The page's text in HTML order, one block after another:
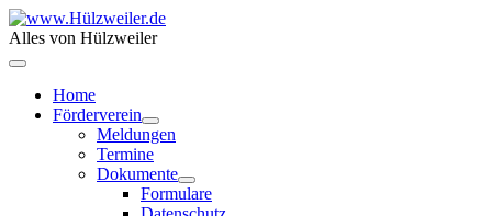
Alles von Hülzweiler
Home
Förderverein
Meldungen
Termine
Dokumente
Formulare